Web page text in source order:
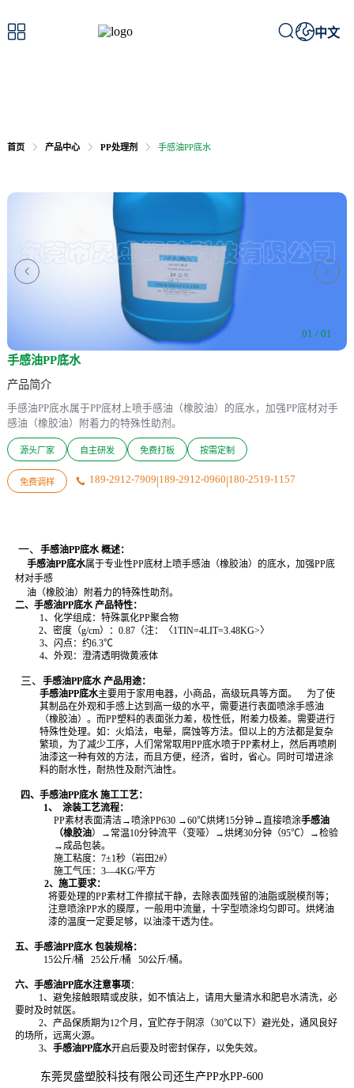
 中文
首页 产品中心 PP处理剂 手感油PP底水
01 / 01
 
手感油PP底水
产品简介
手感油PP底水属于PP底材上喷手感油（橡胶油）的底水，加强PP底材对手
感油（橡胶油）附着力的特殊性助剂。
源头厂家 自主研发 免费打板 按需定制
免费调样  189-2912-7909|189-2912-0960|180-2519-1157
一、 手感油PP底水 概述：
手感油PP底水属于专业性PP底材上喷手感油（橡胶油）的底水，加强PP底
材对手感
油（橡胶油）附着力的特殊性助剂。
二、手感油PP底水 产品特性：
1、化学组成：特殊氯化PP聚合物
2、密度（g/cm）： 0.87（注：〈1TIN=4LIT=3.48KG>〉
3、闪点：约6.3℃
4、外观：澄清透明微黄液体
三、 手感油PP底水 产品用途：
手感油PP底水主要用于家用电器，小商品，高级玩具等方面。
为了使
其制品在外观和手感上达到高一级的水平，需要进行表面喷涂手感油
（橡胶油）。而PP塑料的表面张力差，极性低，附差力极差。需要进行
特殊性处理。如：火焰法，电晕，腐蚀等方法。但以上的方法都是复杂
繁琐，为了减少工序，人们常常取用PP底水喷于PP素材上，然后再喷刷
油漆这一种有效的方法，而且方便，经济，省时，省心。同时可增进涂
料的耐水性，耐热性及耐汽油性。
四、手感油PP底水 施工工艺：
1、
涂装工艺流程：
PP素材表面清洁→喷涂PP630 →60℃烘烤15分钟→ 直接喷涂手感油
（橡胶油） →常温10分钟流平（变哑）→烘烤30分钟（95℃）→检验
→成品包装。
施工粘度：7±1秒（岩田2#）
施工气压：3—4KG/平方
2、施工要求：
将要处理的PP素材工件擦拭干静，去除表面残留的油脂或脱模剂等；
注意喷涂PP水的膜厚，一般用中流量，十字型喷涂均匀即可。烘烤油
漆的温度一定要足够，以油漆干透为佳。
五、手感油PP底水 包装规格：
15公斤/桶 25公斤/桶 50公斤/桶。
六、手感油PP底水注意事项：
1、 避免接触眼睛或皮肤，如不慎沾上，请用大量清水和肥皂水清洗，必
要时及时就医。
2、产品保质期为12个月，宜贮存于阴凉（30℃以下）避光处， 通风良好
的场所，远离火源。
3、 手感油PP底水开启后要及时密封保存，以免失效。
东莞炅盛塑胶科技有限公司还生产PP水PP-600